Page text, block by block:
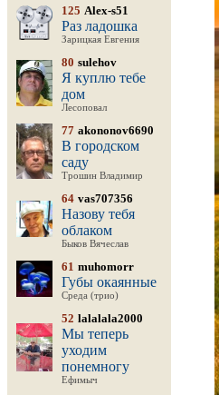
125 Alex-s51
Раз ладошка
Зарицкая Евгения
80 sulehov
Я куплю тебе
дом
Лесоповал
77 akononov6690
В городском
саду
Трошин Владимир
64 vas707356
Назову тебя
облаком
Быков Вячеслав
61 muhomorr
Губы окаянные
Среда (трио)
52 lalalala2000
Мы теперь
уходим
понемногу
Ефимыч